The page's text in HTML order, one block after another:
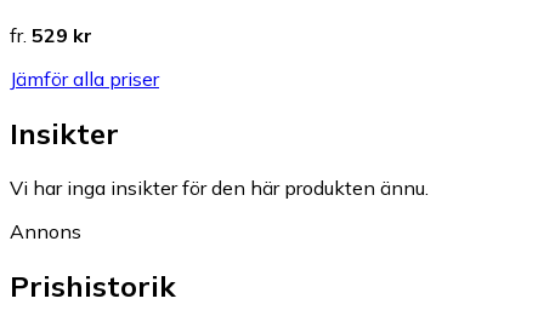
fr. 529 kr
Jämför alla priser
Insikter
Vi har inga insikter för den här produkten ännu.
Annons
Prishistorik